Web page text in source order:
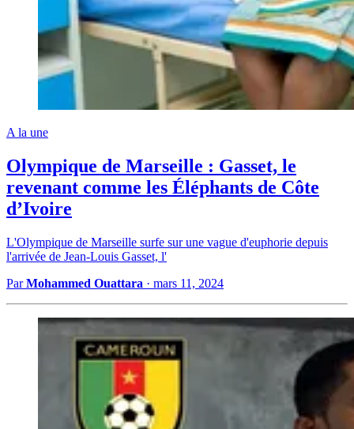
A la une
Olympique de Marseille : Gasset, le
revenant comme les Éléphants de Côte
d’Ivoire
L'Olympique de Marseille surfe sur une vague d'euphorie depuis
l'arrivée de Jean-Louis Gasset, l'
ParMohammed Ouattara · mars 11, 2024